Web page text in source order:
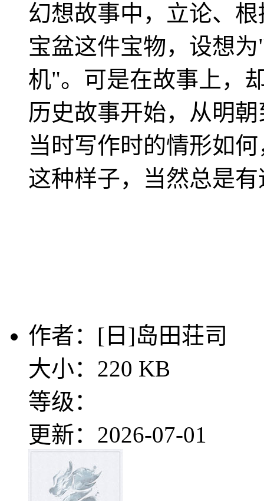
幻想故事中，立论、
宝盆这件宝物，设想
机"。可是在故事上，
历史故事开始，从明
当时写作时的情形如
这种样子，当然总是
作者：[日]岛田荘司
大小：220 KB
等级：
更新：2026-07-01